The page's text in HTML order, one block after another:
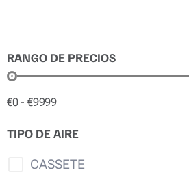
RANGO DE PRECIOS
€0 - €9999
TIPO DE AIRE
CASSETE